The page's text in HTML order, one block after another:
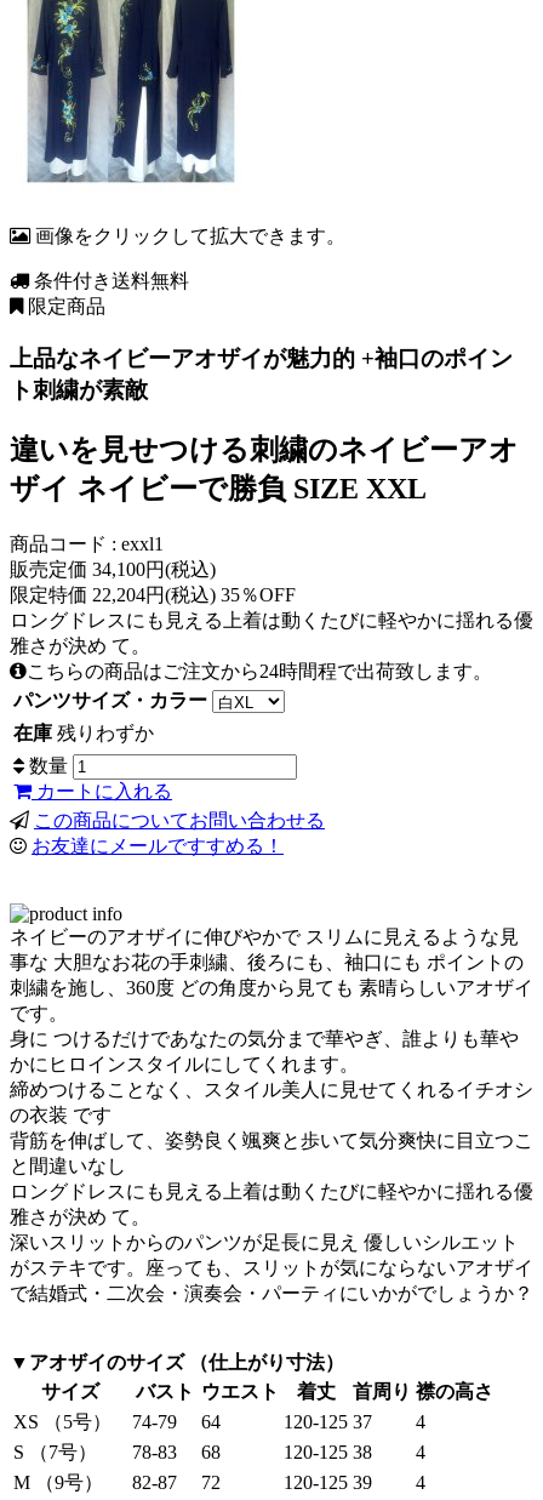
画像をクリックして拡大できます。
条件付き送料無料
限定商品
上品なネイビーアオザイが魅力的 +袖口のポイン
ト刺繍が素敵
違いを見せつける刺繍のネイビーアオ
ザイ ネイビーで勝負 SIZE XXL
商品コード : exxl1
販売定価 34,100円(税込)
限定特価 22,204円(税込) 35％OFF
ロングドレスにも見える上着は動くたびに軽やかに揺れる優
雅さが決め て。
こちらの商品はご注文から24時間程で出荷致します。
パンツサイズ・カラー
在庫 残りわずか
数量
カートに入れる
この商品についてお問い合わせる
お友達にメールですすめる！
ネイビーのアオザイに伸びやかで スリムに見えるような見
事な 大胆なお花の手刺繍、後ろにも、袖口にも ポイントの
刺繍を施し、360度 どの角度から見ても 素晴らしいアオザイ
です。
身に つけるだけであなたの気分まで華やぎ、誰よりも華や
かにヒロインスタイルにしてくれます。
締めつけることなく、スタイル美人に見せてくれるイチオシ
の衣装 です
背筋を伸ばして、姿勢良く颯爽と歩いて気分爽快に目立つこ
と間違いなし
ロングドレスにも見える上着は動くたびに軽やかに揺れる優
雅さが決め て。
深いスリットからのパンツが足長に見え 優しいシルエット
がステキです。座っても、スリットが気にならないアオザイ
で結婚式・二次会・演奏会・パーティにいかがでしょうか？
▼アオザイのサイズ （仕上がり寸法）
サイズ
バスト ウエスト 着丈 首周り 襟の高さ
XS （5号）
74-79 64 120-125 37
4
S （7号）
78-83 68 120-125 38
4
M （9号）
82-87 72 120-125 39
4